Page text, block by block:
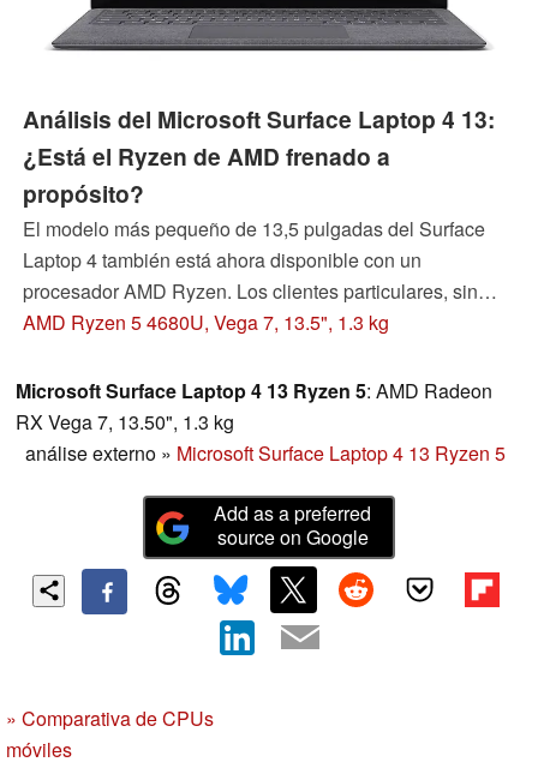
Análisis del Microsoft Surface Laptop 4 13:
¿Está el Ryzen de AMD frenado a
propósito?
El modelo más pequeño de 13,5 pulgadas del Surface
Laptop 4 también está ahora disponible con un
procesador AMD Ryzen. Los clientes particulares, sin
embargo, sólo tienen el modelo base con el Ryzen 5 y
la mejor opción?
AMD Ryzen 5 4680U, Vega 7, 13.5", 1.3 kg
Microsoft Surface Laptop 4 13 Ryzen 5: AMD Radeon
RX Vega 7, 13.50", 1.3 kg
análise externo » Microsoft Surface Laptop 4 13 Ryzen 5
Add as a preferred
source on Google
» Comparativa de CPUs
móviles